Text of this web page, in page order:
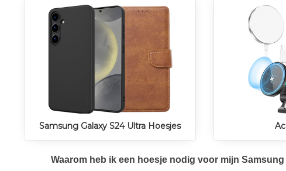
Samsung Galaxy S24 Ultra Hoesjes
Waarom heb ik een hoesje nodig voor mijn Samsung